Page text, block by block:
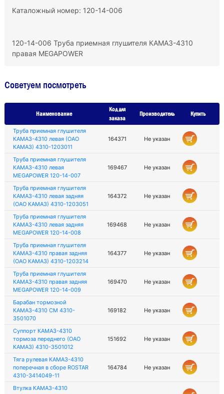
Каталожный номер: 120-14-006
120-14-006 Труба приемная глушителя КАМАЗ-4310
правая MEGAPOWER
Советуем посмотреть
Наименование
Код для
заказа
Производитель Купить
Труба приемная глушителя
КАМАЗ-4310 левая (ОАО
КАМАЗ) 4310-1203011
164371 Не указан
Труба приемная глушителя
КАМАЗ-4310 левая
MEGAPOWER 120-14-007
169467 Не указан
Труба приемная глушителя
КАМАЗ-4310 левая задняя
(ОАО КАМАЗ) 4310-1203051
164372 Не указан
Труба приемная глушителя
КАМАЗ-4310 левая задняя
MEGAPOWER 120-14-008
169468 Не указан
Труба приемная глушителя
КАМАЗ-4310 правая задняя
(ОАО КАМАЗ) 4310-1203214
164377 Не указан
Труба приемная глушителя
КАМАЗ-4310 правая задняя
MEGAPOWER 120-14-009
169470 Не указан
Барабан тормозной
КАМАЗ-4310 СМ 4310-
3501070
169182 Не указан
Суппорт КАМАЗ-4310
тормоза переднего (ОАО
КАМАЗ) 4310-3501012
151692 Не указан
Тяга рулевая КАМАЗ-4310
поперечная в сборе ROSTAR
4310-3414049-11
164784 Не указан
Втулка КАМАЗ-4310